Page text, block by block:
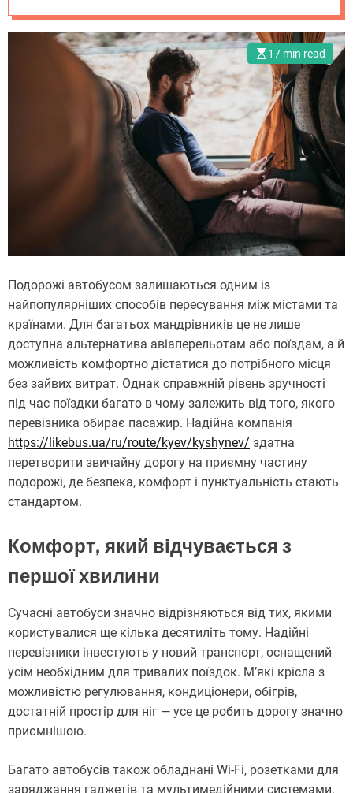
перевізником
17 min read
Подорожі автобусом залишаються одним із
найпопулярніших способів пересування між містами та
країнами. Для багатьох мандрівників це не лише
доступна альтернатива авіаперельотам або поїздам, а й
можливість комфортно дістатися до потрібного місця
без зайвих витрат. Однак справжній рівень зручності
під час поїздки багато в чому залежить від того, якого
перевізника обирає пасажир. Надійна компанія
https://likebus.ua/ru/route/kyev/kyshynev/ здатна
перетворити звичайну дорогу на приємну частину
подорожі, де безпека, комфорт і пунктуальність стають
стандартом.
Комфорт, який відчувається з
першої хвилини
Сучасні автобуси значно відрізняються від тих, якими
користувалися ще кілька десятиліть тому. Надійні
перевізники інвестують у новий транспорт, оснащений
усім необхідним для тривалих поїздок. М’які крісла з
можливістю регулювання, кондиціонери, обігрів,
достатній простір для ніг — усе це робить дорогу значно
приємнішою.
Багато автобусів також обладнані Wi-Fi, розетками для
заряджання гаджетів та мультимедійними системами.